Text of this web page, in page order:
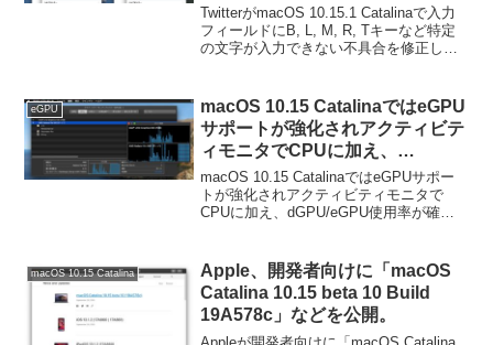
不具合を修正した「Twitter for
Mac」をリリース。
TwitterがmacOS 10.15.1 Catalinaで入力
フィールドにB, L, M, R, Tキーなど特定
の文字が入力できない不具合を修正した
eGPU
macOS 10.15 CatalinaではeGPU
サポートが強化されアクティビテ
ィモニタでCPUに加え、
dGPU/eGPU使用率が確認可能
に。
macOS 10.15 CatalinaではeGPUサポー
トが強化されアクティビティモニタで
CPUに加え、dGPU/eGPU使用率が確認
macOS 10.15 Catalina
Apple、開発者向けに「macOS
Catalina 10.15 beta 10 Build
19A578c」などを公開。